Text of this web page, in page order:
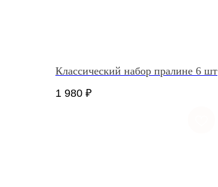
Классический набор пралине 6 шт
1 980 ₽